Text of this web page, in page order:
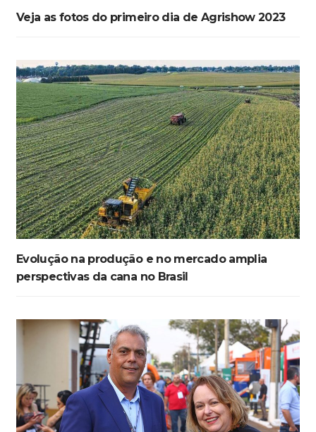
Veja as fotos do primeiro dia de Agrishow 2023
Evolução na produção e no mercado amplia
perspectivas da cana no Brasil